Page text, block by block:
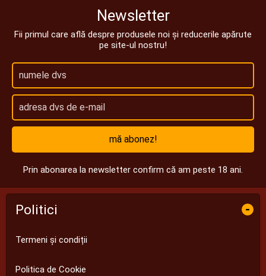
Newsletter
Fii primul care află despre produsele noi și reducerile apărute
pe site-ul nostru!
mă abonez!
Prin abonarea la newsletter confirm că am peste 18 ani.
Politici -
Termeni și condiții
Politica de Cookie